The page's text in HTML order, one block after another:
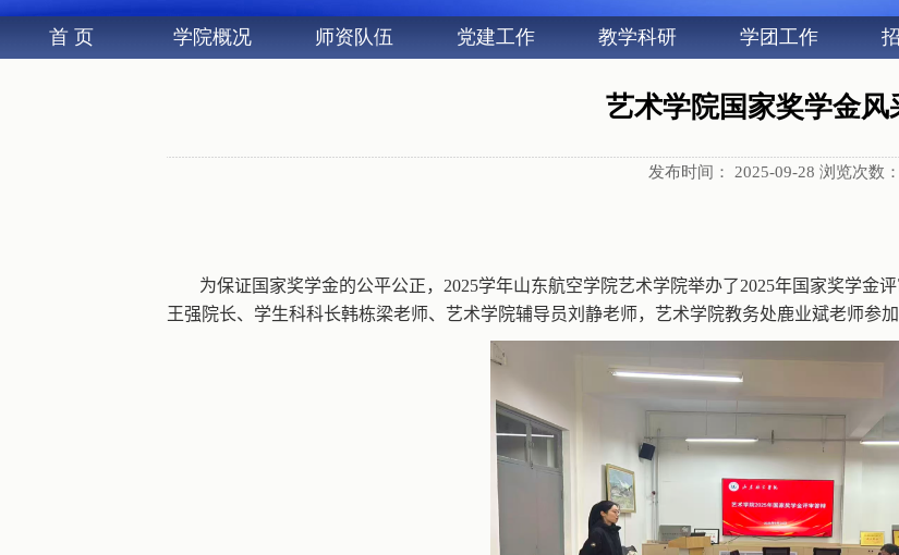
首 页 学院概况 师资队伍 党建工作 教学科研 学团工作
艺术学院国家奖学金风
发布时间： 2025-09-28 浏览次数：
为保证国家奖学金的公平公正， 2025学年山东航空学院艺术学院举办了2025年国家奖学金评
王强院长、学生科科长韩栋梁老师、艺术学院辅导员刘静老师， 艺术学院教务处鹿业斌老师参